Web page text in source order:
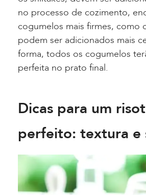
no processo de cozimento,
cogumelos mais firmes, como
podem ser adicionados mais
forma, todos os cogumelos
perfeita no prato final.
Dicas para um
perfeito: textura e